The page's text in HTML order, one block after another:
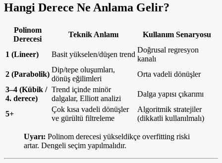
Hangi Derece Ne Anlama Gelir?
Polinom
Derecesi
Teknik Anlamı Kullanım Senaryosu
1 (Lineer) Basit yükselen/düşen trend
Doğrusal regresyon
kanalı
2 (Parabolik)
Dip/tepe oluşumları,
dönüş eğilimleri
Orta vadeli dönüşler
3–4 (Kübik /
4. derece)
Trend içinde minör
dalgalar, Elliott analizi
Dalga yapısı çıkarımı
5+
Çok kısa vadeli dönüşler
ve gürültü filtreleme
Algoritmik stratejiler
(dikkatli kullanılmalı)
Uyarı: Polinom derecesi yükseldikçe overfitting riski
artar. Dengeli seçim yapılmalıdır.